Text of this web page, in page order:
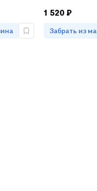
1 520 ₽
Забрать из